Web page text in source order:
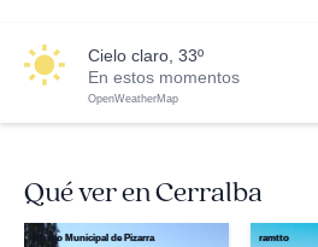
cielo claro, 33º
En estos momentos
OpenWeatherMap
Qué ver en Cerralba
Museo Municipal de Pizarra ramtto